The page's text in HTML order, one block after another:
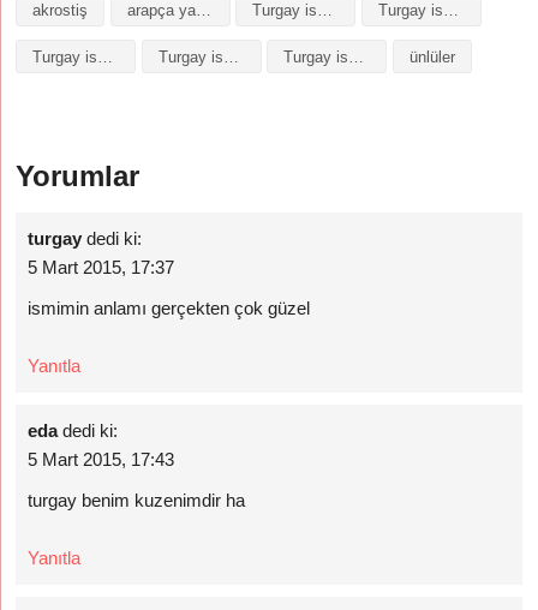
akrostiş arapça yazılışı
Turgay isminin baş harfleriyle şiir Turgay isminin kökeni Turgay isminin numerolojisi ünlüler
Yorumlar
turgay dedi ki:
5 Mart 2015, 17:37
ismimin anlamı gerçekten çok güzel
Yanıtla
eda dedi ki:
5 Mart 2015, 17:43
turgay benim kuzenimdir ha
Yanıtla